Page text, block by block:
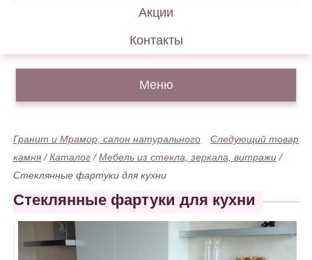
Акции
Контакты
Меню
Следующий товар
Гранит и Мрамор, салон натурального
камня /Каталог /Мебель из стекла, зеркала, витражи /
Стеклянные фартуки для кухни
Стеклянные фартуки для кухни